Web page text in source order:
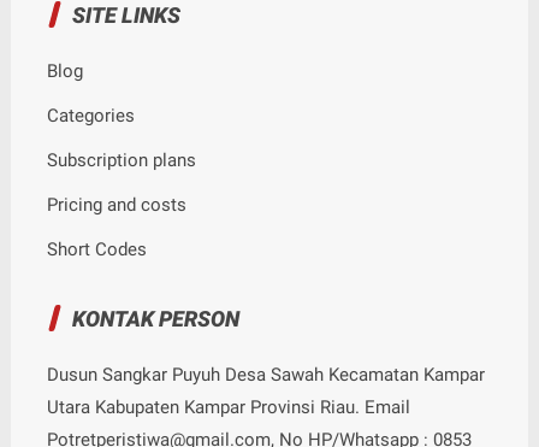
SITE LINKS
Blog
Categories
Subscription plans
Pricing and costs
Short Codes
KONTAK PERSON
Dusun Sangkar Puyuh Desa Sawah Kecamatan Kampar
Utara Kabupaten Kampar Provinsi Riau. Email
Potretperistiwa@gmail.com, No HP/Whatsapp : 0853